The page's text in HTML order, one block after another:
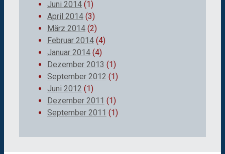
Juni 2014 (1)
April 2014 (3)
März 2014 (2)
Februar 2014 (4)
Januar 2014 (4)
Dezember 2013 (1)
September 2012 (1)
Juni 2012 (1)
Dezember 2011 (1)
September 2011 (1)